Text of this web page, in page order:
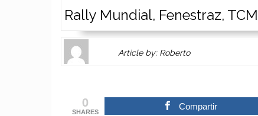
Rally Mundial, Fenestraz,
Author
Gravatar
Article by: Roberto
website
0
SHARES
Compartir